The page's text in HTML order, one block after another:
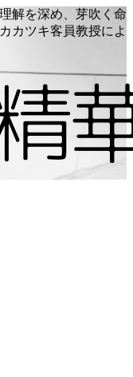
解を深め、芽吹く命
カツキ客員教授によ